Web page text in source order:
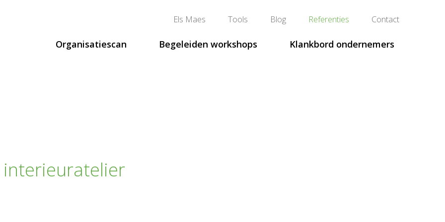
Els Maes Tools Blog Referenties Contact
Organisatiescan Begeleiden workshops Klankbord ondernemers
interieuratelier